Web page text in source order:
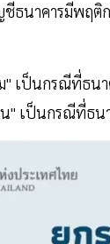
ธนาคารมีพฤติ
" เป็นกรณีที่ธน
" เป็นกรณีที่ธน